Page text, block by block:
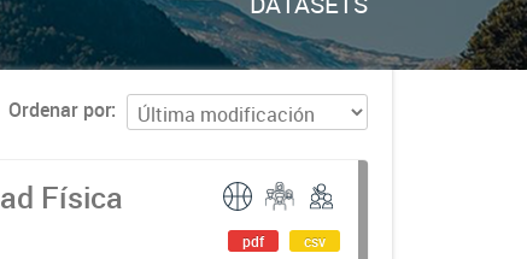
Ordenar por
Física
pdf csv